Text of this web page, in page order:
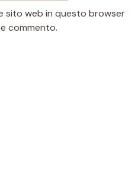
sito web in questo browser
commento.